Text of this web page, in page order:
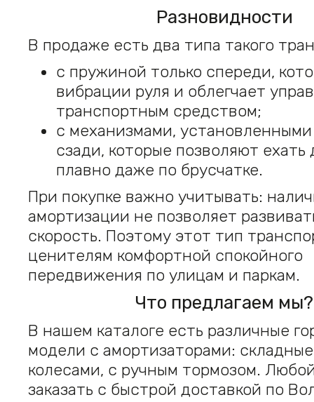
Разновидности
В продаже есть два типа такого
с пружиной только спереди,
вибрации руля и облегчает
транспортным средством;
с механизмами,
сзади, которые позволяют ехать
плавно даже по брусчатке.
При покупке важно учитывать:
амортизации не позволяет
скорость. Поэтому этот тип
ценителям комфортной спокойного
передвижения по улицам и паркам.
Что предлагаем мы?
В нашем каталоге есть различные
модели с амортизаторами:
колесами, с ручным тормозом.
заказать с быстрой доставкой по